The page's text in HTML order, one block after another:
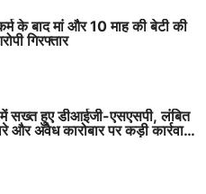
के बाद मां और 10 माह की बेटी की
गिरफ्तार
में सख्त हुए डीआईजी-एसएसपी, लंबित
और अवैध कारोबार पर कड़ी कार्रवाई